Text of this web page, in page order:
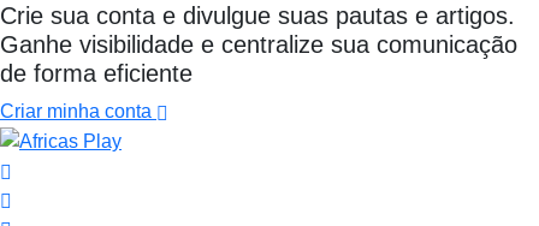
Crie sua conta e divulgue suas pautas e artigos.
Ganhe visibilidade e centralize sua comunicação
de forma eficiente
Criar minha conta